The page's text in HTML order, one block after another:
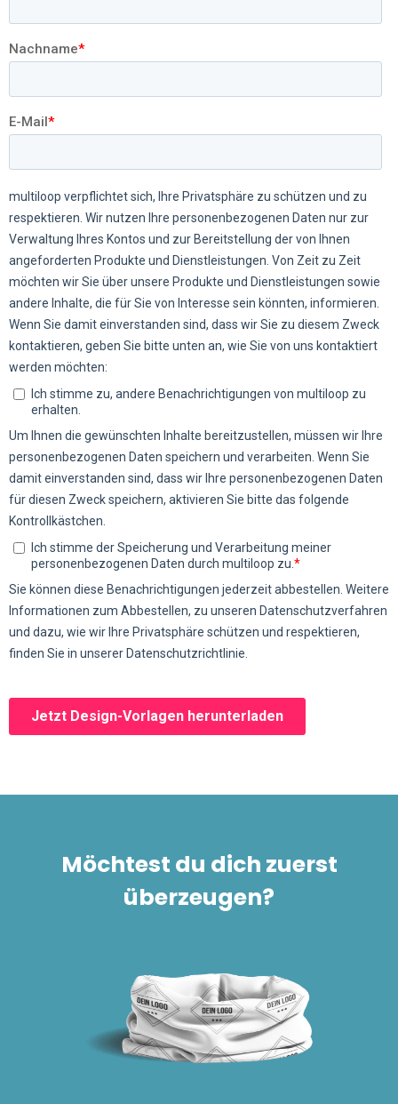
Möchtest du dich zuerst
überzeugen?